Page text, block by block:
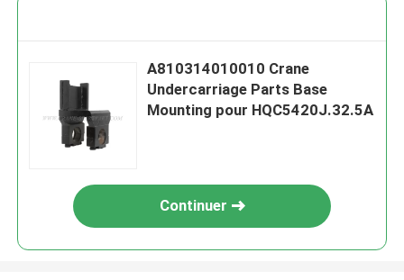
A810314010010 Crane
Undercarriage Parts Base
Mounting pour HQC5420J.32.5A
Continuer